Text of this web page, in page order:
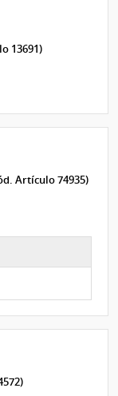
13691)
Artículo 74935)